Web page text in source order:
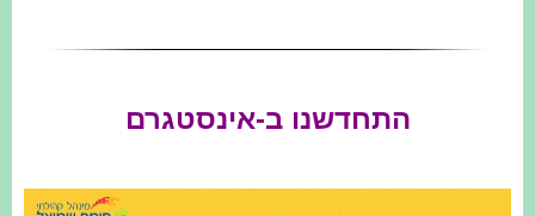
התחדשנו ב-אינסטגרם